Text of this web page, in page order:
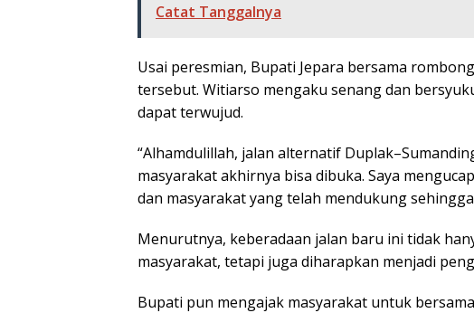
Catat Tanggalnya
Usai peresmian, Bupati Jepara bersama
tersebut. Witiarso mengaku senang dan
dapat terwujud.
“Alhamdulillah, jalan alternatif
masyarakat akhirnya bisa dibuka. Saya
dan masyarakat yang telah mendukung
Menurutnya, keberadaan jalan baru ini tidak
masyarakat, tetapi juga diharapkan menjadi
Bupati pun mengajak masyarakat untuk